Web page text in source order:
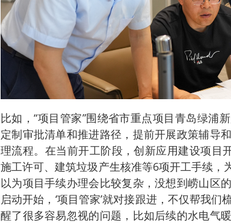
比如，“项目管家”围绕省市重点项目青岛绿浦
定制审批清单和推进路径，提前开展政策辅导
理流程。在当前开工阶段，创新应用建设项目
施工许可、建筑垃圾产生核准等6项开工手续，
以为项目手续办理会比较复杂，没想到崂山区
启动开始，‘项目管家’就对接跟进，不仅帮我
醒了很多容易忽视的问题，比如后续的水电气